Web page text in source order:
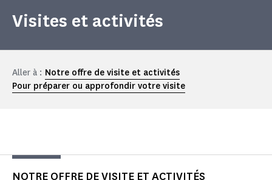
Visites et activités
Aller à : Notre offre de visite et activités
Pour préparer ou approfondir votre visite
NOTRE OFFRE DE VISITE ET ACTIVITÉS